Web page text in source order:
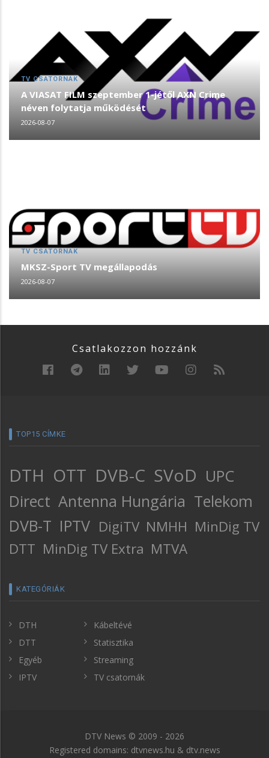
TV CSATORNÁK
A VIASAT FILM szeptember 1-jétől AXN Crime
néven folytatja működését
2026-08-07
TV CSATORNÁK
MKSZ-Sport TV megállapodás
2026-08-07
Csatlakozzon hozzánk
TOP15 CÍMKE
DTH OTT DVB-C SVoD UPC
Direct Antenna Hungária Telekom
DVB-T IPTV DigiTV NMHH MinDig TV
DTT MinDig TV Extra MTVA
KATEGÓRIÁK
DTH
DTT
Egyéb
IPTV
Kábeltévé
Statisztika
Streaming
TV csatornák
DTV News © 2009 - 2026
Registered domains: dtvnews.hu & dtv.news